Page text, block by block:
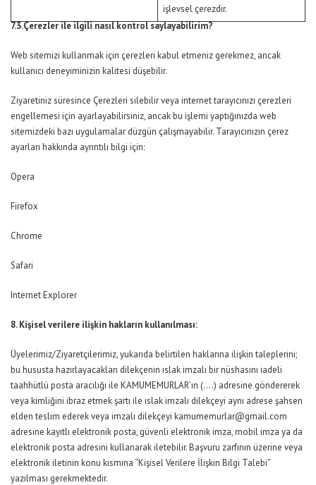
işlevsel çerezdir.
7.3.Çerezler ile ilgili nasıl kontrol saylayabilirim?
Web sitemizi kullanmak için çerezleri kabul etmeniz gerekmez, ancak
kullanıcı deneyiminizin kalitesi düşebilir.
Ziyaretiniz süresince Çerezleri silebilir veya internet tarayıcınızı çerezleri
engellemesi için ayarlayabilirsiniz, ancak bu işlemi yaptığınızda web
sitemizdeki bazı uygulamalar düzgün çalışmayabilir. Tarayıcınızın çerez
ayarları hakkında ayrıntılı bilgi için:
Opera
Firefox
Chrome
Safari
Internet Explorer
8. Kişisel verilere ilişkin hakların kullanılması:
Üyelerimiz/Ziyaretçilerimiz, yukarıda belirtilen haklarına ilişkin taleplerini;
bu hususta hazırlayacakları dilekçenin ıslak imzalı bir nüshasını iadeli
taahhütlü posta aracılığı ile KAMUMEMURLAR’ın (….) adresine göndererek
veya kimliğini ibraz etmek şartı ile ıslak imzalı dilekçeyi aynı adrese şahsen
elden teslim ederek veya imzalı dilekçeyi kamumemurlar@gmail.com
adresine kayıtlı elektronik posta, güvenli elektronik imza, mobil imza ya da
elektronik posta adresini kullanarak iletebilir. Başvuru zarfının üzerine veya
elektronik iletinin konu kısmına “Kişisel Verilere İlişkin Bilgi Talebi”
yazılması gerekmektedir.